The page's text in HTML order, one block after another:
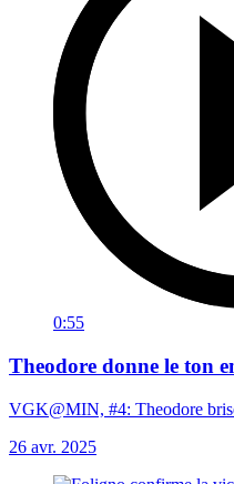
0:55
Theodore donne le ton
VGK@MIN, #4: Theodore
26 avr. 2025